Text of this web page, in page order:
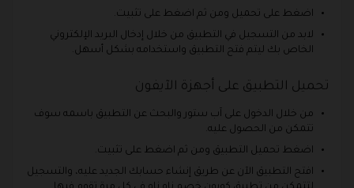
اضغط على تحميل ومن ثم اضغط على تثبيت.
لابد من التسجيل في التطبيق من خلال إدخال البريد الإلكتروني
الخاص بك ليتم فتح التطبيق واستخدامه بشكل أسهل.
تحميل التطبيق على أجهزة الآيفون
من خلال الدخول على آب ستور والبحث عن التطبيق باسمه سوف
تتمكن من الحصول عليه.
اضغط تحميل التطبيق ومن ثم اضغط على تثبيت.
افتح التطبيق الآن عن طريق إنشاء حسابك الجديد عليه، والتسجيل